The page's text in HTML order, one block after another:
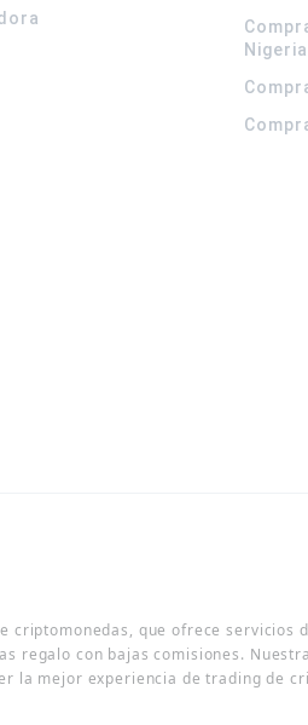
Nigeria
criptomonedas, que ofrece servicios
regalo con bajas comisiones.
la mejor experiencia de trading de